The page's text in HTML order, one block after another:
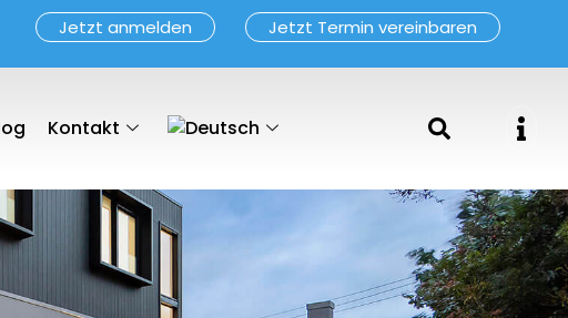
Jetzt anmelden Jetzt Termin vereinbaren
Kontakt